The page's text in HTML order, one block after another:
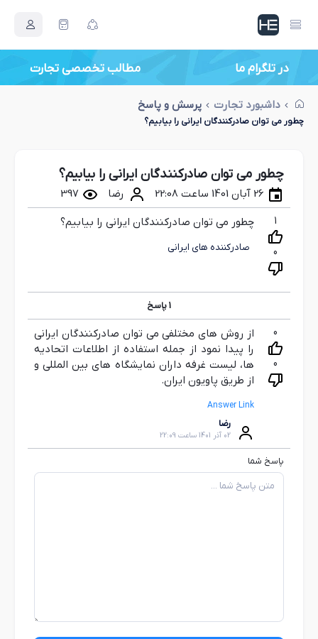
در تلگرام ما مطالب تخصصی تجارت
داشبورد تجارت پرسش و پاسخ
چطور می توان صادرکنندگان ایرانی را بیابیم؟
چطور می توان صادرکنندگان ایرانی را بیابیم؟
26 آبان 1401 ساعت 22:08 رضا 397
1
0
چطور می توان صادرکنندگان ایرانی را بیابیم؟
صادرکننده های ایرانی
1پاسخ
0
0
از روش های مختلفی می توان صادرکنندگان ایرانی
را پیدا نمود از جمله استفاده از اطلاعات اتحادیه
ها، لیست غرفه داران نمایشگاه های بین المللی و
از طریق پاویون ایران.
Answer Link
رضا
02 آذر 1401 ساعت 22:09
پاسخ شما